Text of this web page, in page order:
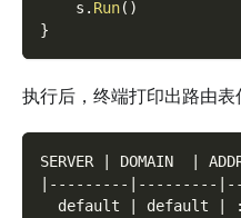
    s
. Run( )
}
执行后，终端打印出路由表
SERVER | DOMAIN  |
|---------|---------
default | default |